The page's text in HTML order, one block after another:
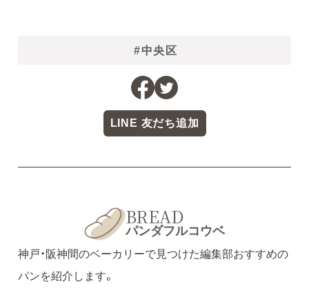
#中央区
LINE 友だち追加
BREAD
パンダフルコウベ
神戸・阪神間のベーカリーで見つけた編集部おすすめの
パンを紹介します。